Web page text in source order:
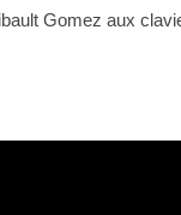
Gomez aux